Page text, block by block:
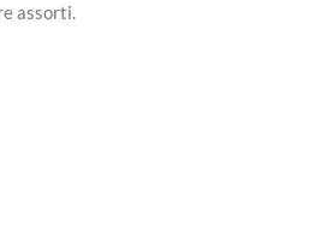
assorti.